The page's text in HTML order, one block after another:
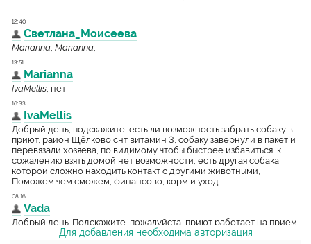
Для добавления необходима авторизация